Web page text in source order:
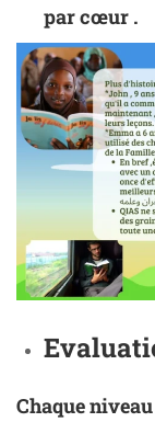
par cœur .
Chaque